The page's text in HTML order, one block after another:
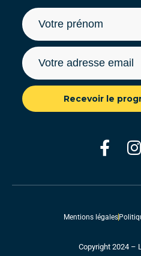
Recevoir le
Mentions légales
Copyright 2024 –